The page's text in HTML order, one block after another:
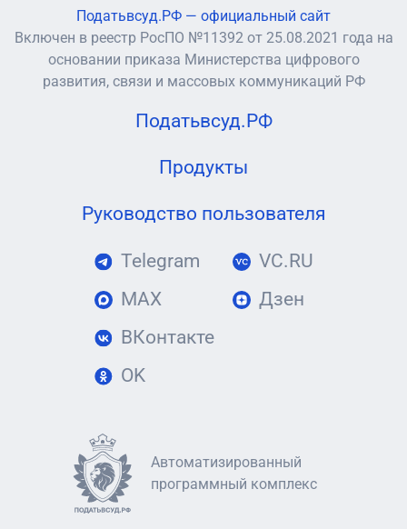
Податьвсуд.РФ — официальный сайт
Включен в реестр РосПО №11392 от 25.08.2021 года на
основании приказа Министерства цифрового
развития, связи и массовых коммуникаций РФ
Податьвсуд.РФ
Продукты
Руководство пользователя
Telegram
MAX
ВКонтакте
OK
VC.RU
Дзен
Автоматизированный
программный комплекс